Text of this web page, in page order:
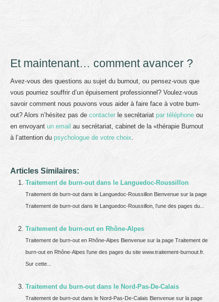
Et maintenant… comment avancer ?
Avez-vous des questions au sujet du burnout, ou pensez-vous que
vous pourriez souffrir d’un épuisement professionnel? Voulez-vous
savoir comment nous pouvons vous aider à faire face à votre burn-
out? Alors n’hésitez pas decontacter le secrétariatpar téléphone ou
en envoyantun email au secrétariat, cabinet de la «thérapie Burnout
à l’attention dupsychologue de votre choix.
Articles Similaires:
Traitement de burn-out dans le Languedoc-Roussillon
Traitement de burn-out dans le Languedoc-Roussillon Bienvenue sur la page
Traitement de burn-out dans le Languedoc-Roussillon, l’une des pages du...
Traitement de burn-out en Rhône-Alpes
Traitement de burn-out en Rhône-Alpes Bienvenue sur la page Traitement de
burn-out en Rhône-Alpes l’une des pages du site www.traitement-burnout.fr.
Sur cette...
Traitement du burn-out dans le Nord-Pas-De-Calais
Traitement de burn-out dans le Nord-Pas-De-Calais Bienvenue sur la page